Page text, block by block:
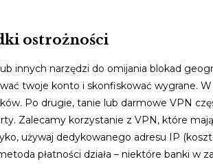
ostrożności
innych narzędzi do omijania blokad
twoje konto i skonfiskować wygrane.
Po drugie, tanie lub darmowe VPN
Zalecamy korzystanie z VPN, które
używaj dedykowanego adresu IP
płatności działa – niektóre banki w